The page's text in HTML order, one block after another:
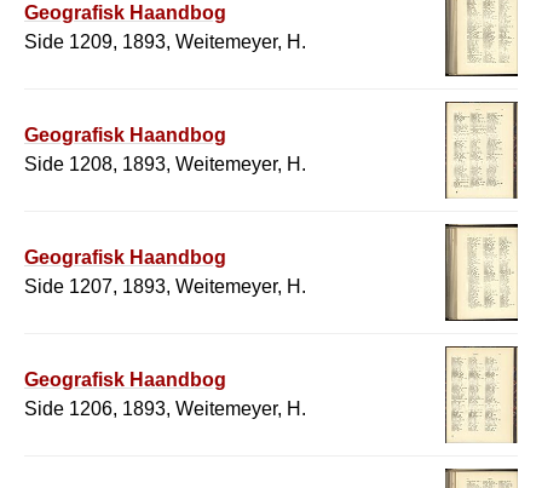
Geografisk Haandbog
Side 1209, 1893, Weitemeyer, H.
Geografisk Haandbog
Side 1208, 1893, Weitemeyer, H.
Geografisk Haandbog
Side 1207, 1893, Weitemeyer, H.
Geografisk Haandbog
Side 1206, 1893, Weitemeyer, H.